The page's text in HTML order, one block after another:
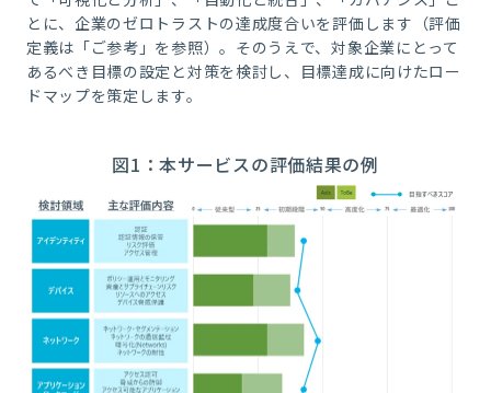
とに、企業のゼロトラストの達成度合いを評価します（評価
定義は「ご参考」を参照）。そのうえで、対象企業にとって
あるべき目標の設定と対策を検討し、目標達成に向けたロー
ドマップを策定します。
図1：本サービスの評価結果の例